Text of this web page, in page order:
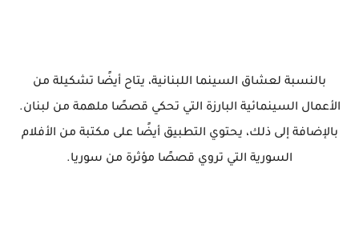
بالنسبة لعشاق السينما اللبنانية، يتاح أيضًا تشكيلة من
الأعمال السينمائية البارزة التي تحكي قصصًا ملهمة من لبنان.
بالإضافة إلى ذلك، يحتوي التطبيق أيضًا على مكتبة من الأفلام
السورية التي تروي قصصًا مؤثرة من سوريا.